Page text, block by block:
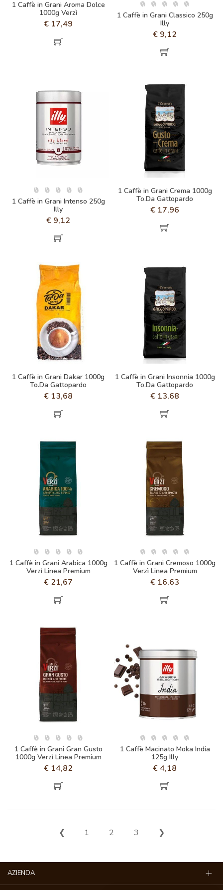
1 Caffè in Grani Aroma Dolce
1000g Verzì
€ 17,49
1 Caffè in Grani Classico 250g
Illy
€ 9,12
1 Caffè in Grani Intenso 250g
Illy
€ 9,12
1 Caffè in Grani Crema 1000g
To.Da Gattopardo
€ 17,96
1 Caffè in Grani Dakar 1000g
To.Da Gattopardo
€ 13,68
1 Caffè in Grani Insonnia 1000g
To.Da Gattopardo
€ 13,68
1 Caffè in Grani Arabica 1000g
Verzì Linea Premium
€ 21,67
1 Caffè in Grani Cremoso 1000g
Verzì Linea Premium
€ 16,63
1 Caffè in Grani Gran Gusto
1000g Verzì Linea Premium
€ 14,82
1 Caffè Macinato Moka India
125g Illy
€ 4,18
❮ 1 2 3 ❯
AZIENDA